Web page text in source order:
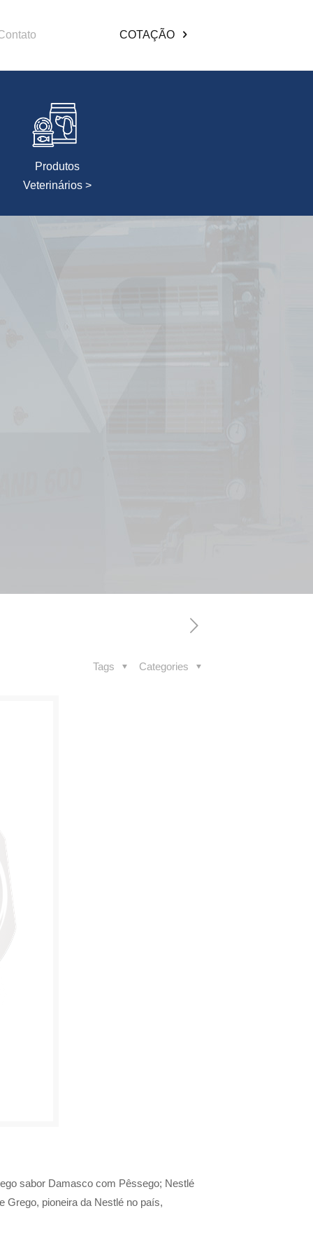
COTAÇÃO
Produtos
Veterinários >
Categories
Tags
sabor Damasco com Pêssego; Nestlé
Grego, pioneira da Nestlé no país,